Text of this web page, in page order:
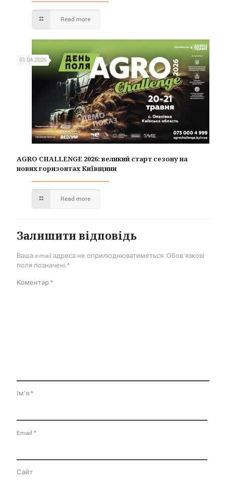
Read more
01.04.2026
AGRO CHALLENGE 2026: великий старт сезону на
нових горизонтах Київщини
Read more
Залишити відповідь
Ваша e-mail адреса не оприлюднюватиметься. Обов’язкові
поля позначені *
Коментар*
Ім'я*
Email *
Сайт